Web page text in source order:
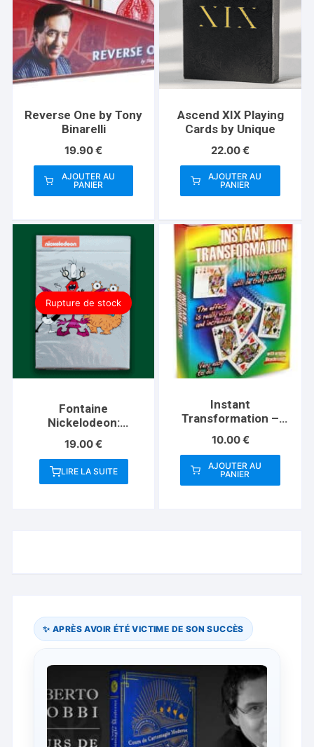
Reverse One by Tony
Binarelli
19.90€
AJOUTER AU
PANIER
Ascend XIX Playing
Cards by Unique
22.00€
AJOUTER AU
PANIER
Rupture de stock
Fontaine
Nickelodeon:
Monsters Playing
Cards
19.00€
LIRE LA SUITE
Instant
Transformation –
Standard
10.00€
AJOUTER AU
PANIER
✨ APRÈS AVOIR ÉTÉ VICTIME DE SON SUCCÈS